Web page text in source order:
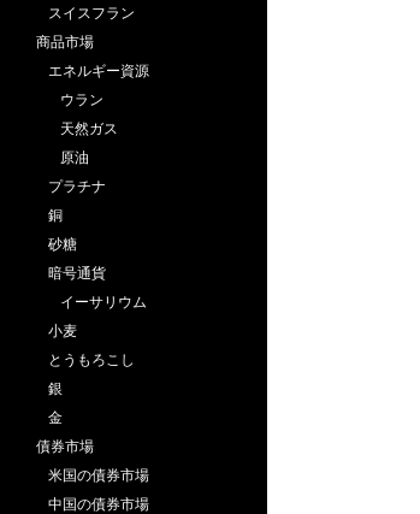
スイスフラン
商品市場
エネルギー資源
ウラン
天然ガス
原油
プラチナ
銅
砂糖
暗号通貨
イーサリウム
小麦
とうもろこし
銀
金
債券市場
米国の債券市場
中国の債券市場